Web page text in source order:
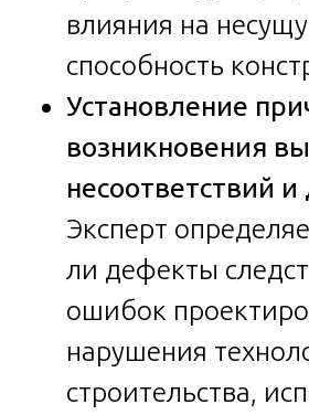
влияния на
способность
Установление
возникновения
несоответствий
Эксперт
ли дефекты
ошибок
нарушения
строительства,